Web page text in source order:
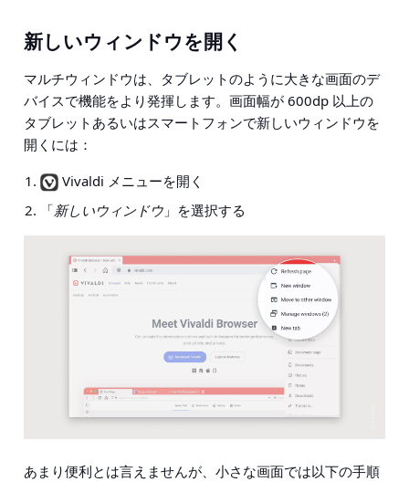
新しいウィンドウを開く
マルチウィンドウは、タブレットのように大きな画面のデ
バイスで機能をより発揮します。画面幅が 600dp 以上の
タブレットあるいはスマートフォンで新しいウィンドウを
開くには：
Vivaldi メニューを開く
「新しいウィンドウ 」を選択する
あまり便利とは言えませんが、小さな画面では以下の手順